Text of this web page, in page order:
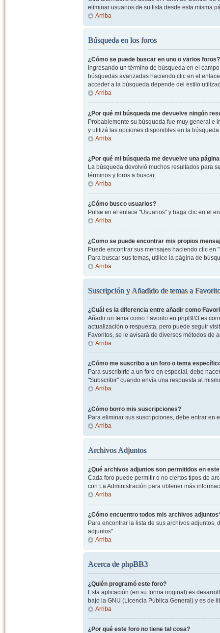
eliminar usuarios de su lista desde esta misma
Arriba
Búsqueda en los foros
¿Cómo se puede buscar en uno o varios foros?
Ingresando un término de búsqueda en el
búsquedas avanzadas haciendo clic en el
acceder a la búsqueda depende del estilo
Arriba
¿Por qué mi búsqueda me devuelve ningún
Probablemente su búsqueda fue muy general e
y utilizá las opciones disponibles en la
Arriba
¿Por qué mi búsqueda me devuelve una
La búsqueda devolvió muchos resultados para
términos y foros a buscar.
Arriba
¿Cómo busco usuarios?
Pulse en el enlace "Usuarios" y haga clic en el
Arriba
¿Como se puede encontrar mis propios
Puede encontrar sus mensajes haciendo clic en
Para buscar sus temas, utilice la página de
Arriba
Suscripción y Añadido de temas a
¿Cuál es la diferencia entre añadir como
Añadir un tema como Favorito en phpBB3 es
actualización o respuesta, pero puede seguir
Favoritos, se le avisará de diversos métodos de
Arriba
¿Cómo me suscribo a un foro o tema
Para suscribirte a un foro en especial, debe
"Subscribir" cuando envía una respuesta al
Arriba
¿Cómo borro mis suscripciones?
Para eliminar sus suscripciones, debe entrar en
Arriba
Archivos Adjuntos
¿Qué archivos adjuntos son permitidos en
Cada foro puede permitir o no ciertos tipos de
con La Administración para obtener más
Arriba
¿Cómo encuentro todos mis archivos
Para encontrar la lista de sus archivos
adjuntos".
Arriba
Acerca de phpBB3
¿Quién programó este foro?
Esta aplicación (en su forma original) es
bajo la GNU (Licencia Pública General) y es de
Arriba
¿Por qué este foro no tiene tal cosa?